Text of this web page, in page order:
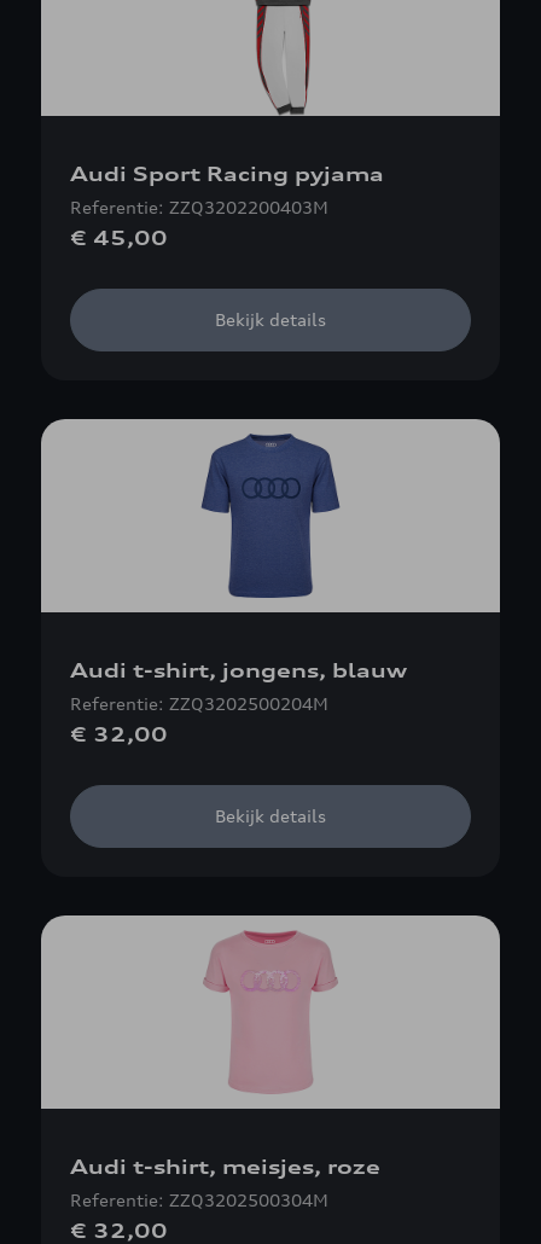
Audi Sport Racing pyjama
Referentie: ZZQ3202200403M
€ 45,00
Bekijk details
Audi t-shirt, jongens, blauw
Referentie: ZZQ3202500204M
€ 32,00
Bekijk details
Audi t-shirt, meisjes, roze
Referentie: ZZQ3202500304M
€ 32,00